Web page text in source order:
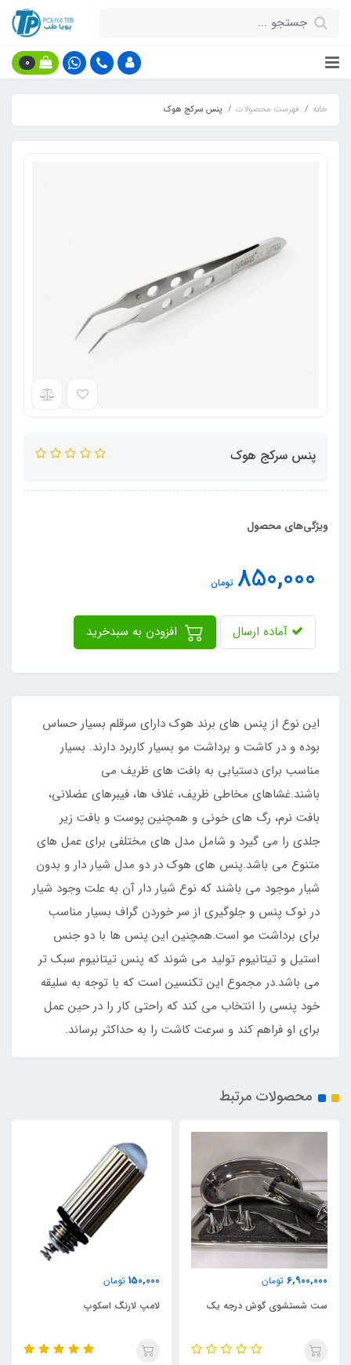
0
خانه فهرست محصولات پنس سرکج هوک
پنس سرکج هوک
ویژگی‌های محصول
850,000 تومان
آماده ارسال
این نوع از پنس های برند هوک دارای سرقلم بسیار حساس
بوده و در کاشت و برداشت مو بسیار کاربرد دارند. بسیار
مناسب برای دستیابی به بافت های ظریف می
باشند.غشاهای مخاطی ظریف، غلاف ها، فیبرهای عضلانی،
بافت نرم، رگ های خونی و همچنین پوست و بافت زیر
جلدی را می گیرد و شامل مدل های مختلفی برای عمل های
متنوع می باشد.پنس های هوک در دو مدل شیار دار و بدون
شیار موجود می باشند که نوع شیار دار آن به علت وجود شیار
در نوک پنس و جلوگیری از سر خوردن گراف بسیار مناسب
برای برداشت مو است.همچنین این پنس ها با دو جنس
استیل و تیتانیوم تولید می شوند که پنس تیتانیوم سبک تر
می باشد.در مجموع این تکنسین است که با توجه به سلیقه
خود پنسی را انتخاب می کند که راحتی کار را در حین عمل
برای او فراهم کند و سرعت کاشت را به حداکثر برساند.
محصولات مرتبط
6,900,000 تومان
ست شستشوی گوش درجه یک
150,000 تومان
لامپ لارنگ اسکوپ